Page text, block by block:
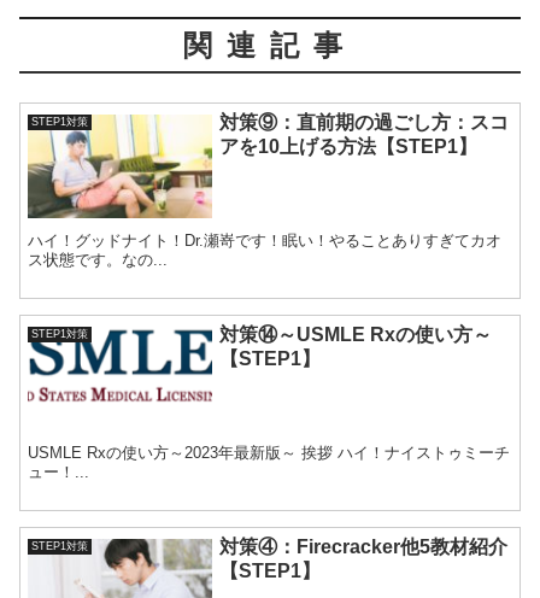
関連記事
STEP1対策
対策⑨：直前期の過ごし方：スコ
アを10上げる方法【STEP1】
ハイ！グッドナイト！Dr.瀬嵜です！眠い！やることありすぎてカオ
ス状態です。なの...
STEP1対策
対策⑭～USMLE Rxの使い方～
【STEP1】
USMLE Rxの使い方～2023年最新版～ 挨拶 ハイ！ナイストゥミーチ
ュー！...
STEP1対策
対策④：Firecracker他5教材紹介
【STEP1】